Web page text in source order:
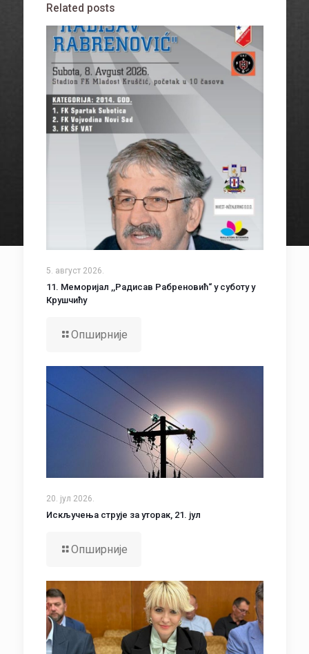
Related posts
5. август 2026.
11. Меморијал ,,Радисав Рабреновић“ у суботу у
Крушчићу
Опширније
20. јул 2026.
Искључења струје за уторак, 21. јул
Опширније